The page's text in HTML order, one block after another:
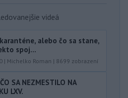
videá
alebo čo sa stane,
spoj...
| Michelko Roman | 8699 zobrazení
SA NEZMESTILO NA
LXV.